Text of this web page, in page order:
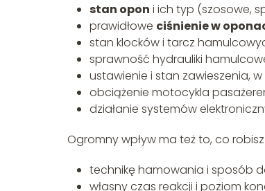
stan opon i ich typ (szosowe,
prawidłowe ciśnienie w
stan klocków i tarcz
sprawność hydrauliki
ustawienie i stan zawieszenia,
obciążenie motocykla
działanie systemów
Ogromny wpływ ma też to, co
technikę hamowania i sposób
własny czas reakcji i poziom